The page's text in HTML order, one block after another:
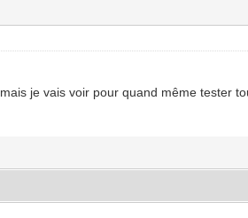
je vais voir pour quand même tester